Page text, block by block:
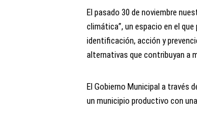
El pasado 30 de noviembre
climática”, un espacio en el
identificación, acción y
alternativas que contribuyan a
El Gobierno Municipal a través
un municipio productivo con